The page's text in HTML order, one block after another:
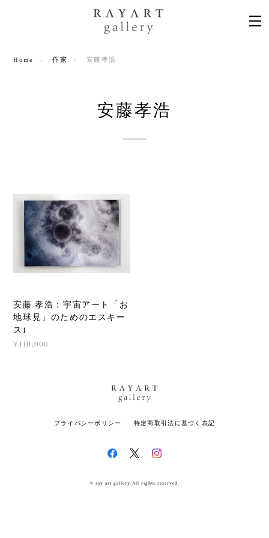
Home 作家 安藤孝浩
安藤孝浩
安藤 孝浩：宇宙アート「お
地球見」のためのエスキー
ス1
¥110,000
プライバシーポリシー 特定商取引法に基づく表記
© ray art gallery All rights reserved.